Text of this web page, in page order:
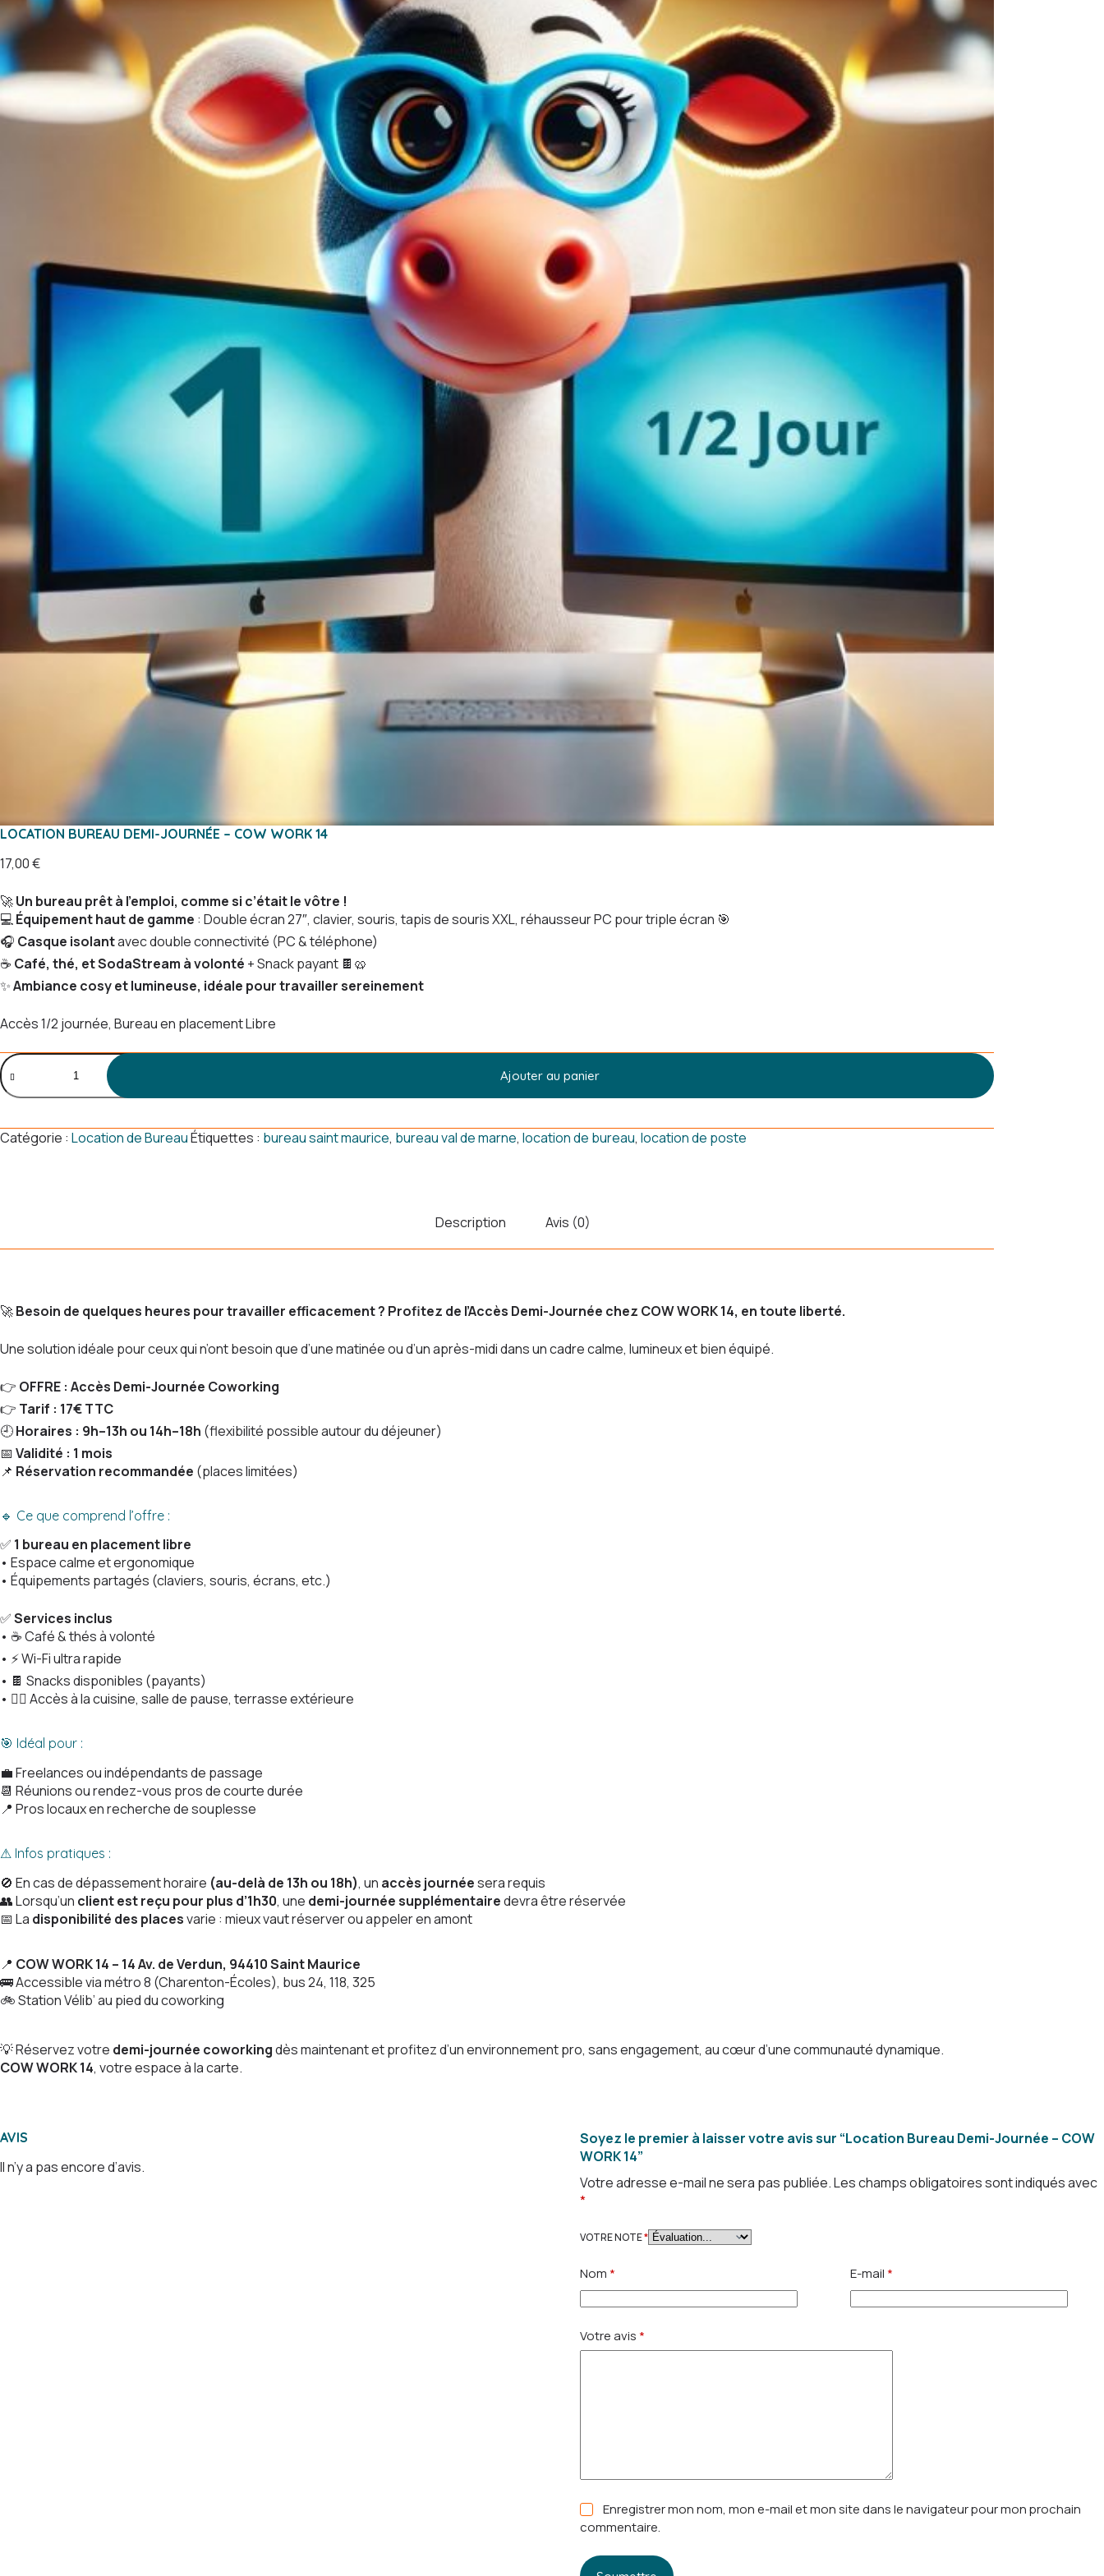
LOCATION BUREAU DEMI-JOURNÉE – COW WORK 14
17,00€
🚀Un bureau prêt à l’emploi, comme si c’était le vôtre !
💻Équipement haut de gamme : Double écran 27″, clavier, souris, tapis de souris XXL, réhausseur PC pour triple écran 🎯
🎧 Casque isolantavec double connectivité (PC & téléphone)
☕ Café, thé, et SodaStream à volonté + Snack payant 🍫🥨
✨Ambiance cosy et lumineuse, idéale pour travailler sereinement
Accès 1/2 journée, Bureau en placement Libre
quantité
de
Location
Demi-
Journée
Ajouter au panier
Catégorie : Location de BureauÉtiquettes : bureau saint maurice, bureau val de marne, location de bureau, location de poste
Description Avis (0)
🚀Besoin de quelques heures pour travailler efficacement ? Profitez de l’Accès Demi-Journée chez COW WORK 14, en toute liberté.
Une solution idéale pour ceux qui n’ont besoin que d’une matinée ou d’un après-midi dans un cadre calme, lumineux et bien équipé.
👉 OFFRE : Accès Demi-Journée Coworking
👉 Tarif : 17€ TTC
🕘Horaires : 9h–13h ou 14h–18h (flexibilité possible autour du déjeuner)
📅 Validité : 1 mois
📌 Réservation recommandée (places limitées)
🔹 Ce que comprend l’offre :
✅ 1 bureau en placement libre
• Espace calme et ergonomique
• Équipements partagés (claviers, souris, écrans, etc.)
✅Services inclus
• ☕ Café & thés à volonté
• ⚡ Wi-Fi ultra rapide
• 🍫 Snacks disponibles (payants)
• 🧘‍♀️ Accès à la cuisine, salle de pause, terrasse extérieure
🎯 Idéal pour :
💼 Freelances ou indépendants de passage
📆 Réunions ou rendez-vous pros de courte durée
📍 Pros locaux en recherche de souplesse
⚠ Infos pratiques :
🚫 En cas de dépassement horaire (au-delà de 13h ou 18h), un accès journéesera requis
👥 Lorsqu’un client est reçu pour plus d’1h30, une demi-journée supplémentairedevra être réservée
📅 La disponibilité des placesvarie : mieux vaut réserver ou appeler en amont
📍 COW WORK 14 – 14 Av. de Verdun, 94410 Saint Maurice
🚌 Accessible via métro 8 (Charenton-Écoles), bus 24, 118, 325
🚲 Station Vélib’ au pied du coworking
💡 Réservez votre demi-journée coworkingdès maintenant et profitez d’un environnement pro, sans engagement, au cœur d’une communauté dynamique.
COW WORK 14, votre espace à la carte.
AVIS
Il n’y a pas encore d’avis.
Soyez le premier à laisser votre avis sur “Location Bureau Demi-Journée – COW
WORK 14”
Votre adresse e-mail ne sera pas publiée.Les champs obligatoires sont indiqués avec
*
VOTRE NOTE*
Nom * E-mail *
Votre avis *
Enregistrer mon nom, mon e-mail et mon site dans le navigateur pour mon prochain
commentaire.